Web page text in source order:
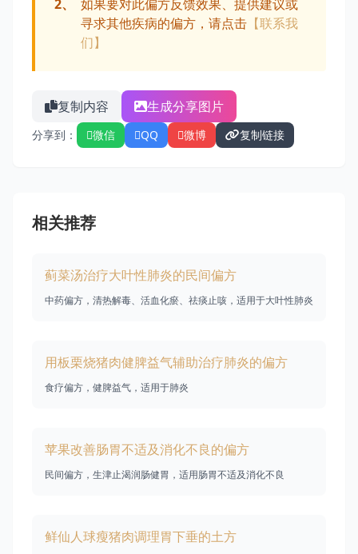
2、
如果要对此偏方反馈效果、提供建议或
寻求其他疾病的偏方，请点击 【联系我
们】
复制内容 生成分享图片
分享到： 微信 QQ 微博 复制链接
相关推荐
蓟菜汤治疗大叶性肺炎的民间偏方
中药偏方，清热解毒、活血化瘀、祛痰止咳，适用于大叶性肺炎
用板栗烧猪肉健脾益气辅助治疗肺炎的偏方
食疗偏方，健脾益气，适用于肺炎
苹果改善肠胃不适及消化不良的偏方
民间偏方，生津止渴润肠健胃，适用肠胃不适及消化不良
鲜仙人球瘦猪肉调理胃下垂的土方